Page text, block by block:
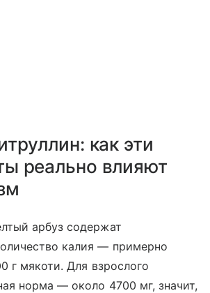
как эти
реально влияют
арбуз содержат
калия — примерно
г мякоти. Для взрослого
норма — около 4700 мг, значит,